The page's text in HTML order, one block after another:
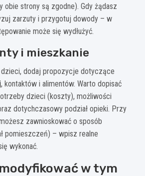
obie strony są zgodne). Gdy żądasz
zarzuty i przygotuj dowody – w
może się wydłużyć.
i mieszkanie
dzieci, dodaj propozycje dotyczące
, kontaktów i alimentów. Warto dopisać
dzieci (koszty), możliwości
dotychczasowy podział opieki. Przy
zawnioskować o sposób
pomieszczeń) – wpisz realne
wykonać.
w tym